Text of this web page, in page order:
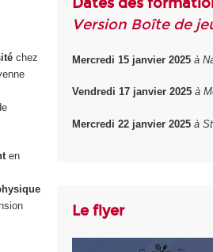
chez
en
Version Boîte de
Mercredi 15 janvier 2025 à
Vendredi 17 janvier 2025 à
Mercredi 22 janvier 2025 à
Le flyer